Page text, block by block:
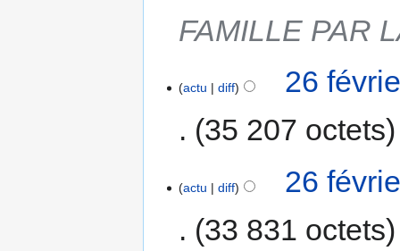
FAMILLE PAR
actu diff
26
35 207 octets
actu diff
26
33 831 octets